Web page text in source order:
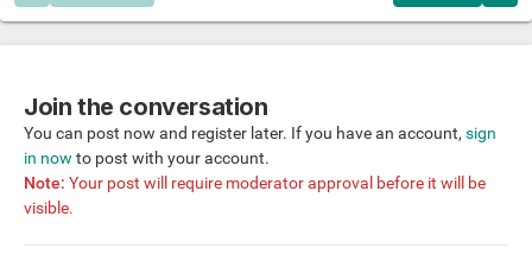
Join the conversation
You can post now and register later. If you have an account, sign
in now to post with your account.
Note: Your post will require moderator approval before it will be
visible.